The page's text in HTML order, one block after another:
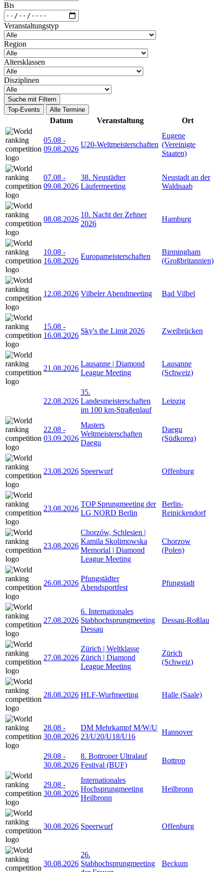
Bis
Veranstaltungstyp
Region
Altersklassen
Disziplinen
Suche mit Filtern
Top-Events
Alle Termine
Datum Veranstaltung Ort
05.08 -
09.08.2026
U20-Weltmeisterschaften
Eugene
(Vereinigte
Staaten)
07.08 -
09.08.2026
38. Neustädter
Läufermeeting
Neustadt an der
Waldnaab
08.08.2026
10. Nacht der Zehner
2026
Hamburg
10.08 -
16.08.2026
Europameisterschaften
Birmingham
(Großbritannien)
12.08.2026 Vilbeler Abendmeeting Bad Vilbel
15.08 -
16.08.2026
Sky's the Limit 2026 Zweibrücken
21.08.2026
Lausanne | Diamond
League Meeting
Lausanne
(Schweiz)
22.08.2026
35.
Landesmeisterschaften
im 100 km-Straßenlauf
Leipzig
22.08 -
03.09.2026
Masters
Weltmeisterschaften
Daegu
Daegu
(Südkorea)
23.08.2026 Speerwurf Offenburg
23.08.2026
TOP Sprungmeeting der
LG NORD Berlin
Berlin-
Reinickendorf
23.08.2026
Chorzów, Schlesien |
Kamila Skolimowska
Memorial | Diamond
League Meeting
Chorzow
(Polen)
26.08.2026
Pfungstädter
Abendsportfest
Pfungstadt
27.08.2026
6. Internationales
Stabhochsprungmeeting
Dessau
Dessau-Roßlau
27.08.2026
Zürich | Weltklasse
Zürich | Diamond
League Meeting
Zürich
(Schweiz)
28.08.2026 HLF-Wurfmeeting Halle (Saale)
28.08 -
30.08.2026
DM Mehrkampf M/W/U
23/U20/U18/U16
Hannover
29.08 -
30.08.2026
8. Bottroper Ultralauf
Festival (BUF)
Bottrop
29.08 -
30.08.2026
Internationales
Hochsprungmeeting
Heilbronn
Heilbronn
30.08.2026 Speerwurf Offenburg
30.08.2026
26.
Stabhochsprungmeeting
Beckum